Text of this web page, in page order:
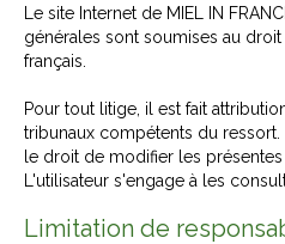
Le site Internet de MIEL IN
générales sont soumises au
français.
Pour tout litige, il est fait
tribunaux compétents du ressort.
le droit de modifier les
L'utilisateur s'engage à les
Limitation de